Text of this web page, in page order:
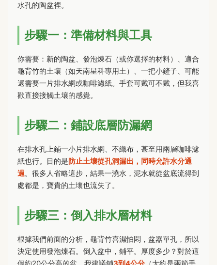
水孔的陶盆裡。
步驟一：準備材料與工具
你需要：新的陶盆、發泡煉石（或你選擇的材料）、適合
龜背竹的土壤（如天南星科專用土）、一把小鏟子、可能
還需要一片排水網或咖啡濾紙。手套可戴可不戴，但我喜
歡直接接觸土壤的感覺。
步驟二：鋪設底層防漏網
在排水孔上鋪一小片排水網、不織布，甚至用兩層咖啡濾
紙也行。目的是防止土壤從孔洞漏出，同時允許水分通
過。很多人省略這步，結果一澆水，泥水就從盆底流得到
處都是，寶貴的土壤也流失了。
步驟三：倒入排水層材料
根據我們前面的分析，龜背竹喜濕怕悶，盆器單孔，所以
決定使用發泡煉石。倒入盆中，鋪平。厚度多少？對於這